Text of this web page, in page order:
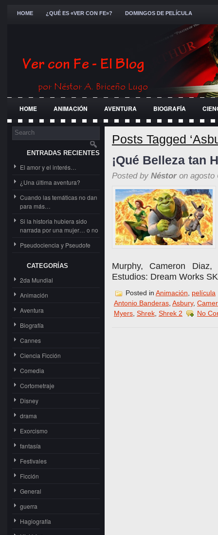
HOME ¿QUÉ ES «VER CON FE»? DOMINGOS DE PELÍCULA
HOME ANIMACIÓN AVENTURA BIOGRAFÍA
FESTIVALES
ENTRADAS RECIENTES
El amor y el interés…
¿Una última aventura?
Cuando las temáticas no dan
para más…
Si la historia hubiera sido
narrada por una mujer… o no
Pseudociencia y Pseudofe
CATEGORÍAS
2da Mundial
Animación
Aventura
Biografía
Cannes
Ciencia Ficción
Comedia
Cortometraje
Disney
drama
Exorcismo
fantasía
Festivales
Ficción
General
guerra
Hagiografía
Posts Tagged
¡Qué Belleza tan
Posted by Néstoron agosto
Murphy, Cameron
Estudios: Dream Works
Posted in Animación
película
Antonio Banderas, Asbury,
Myers, Shrek, Shrek 2 No